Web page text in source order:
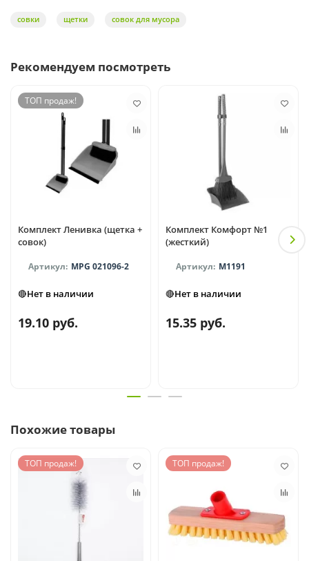
совки щетки совок для мусора
Рекомендуем посмотреть
ТОП продаж!
Комплект Ленивка (щетка +
совок)
MPG 021096-2
🔴Нет в наличии
19.10 руб.
Комплект Комфорт №1
(жесткий)
М1191
🔴Нет в наличии
15.35 руб.
Похожие товары
ТОП продаж! ТОП продаж!